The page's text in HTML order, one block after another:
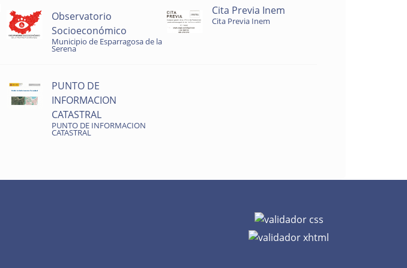
Observatorio
Socioeconómico
Municipio de Esparragosa de la
Serena
Cita Previa Inem
Cita Previa Inem
PUNTO DE
INFORMACION
CATASTRAL
PUNTO DE INFORMACION
CATASTRAL